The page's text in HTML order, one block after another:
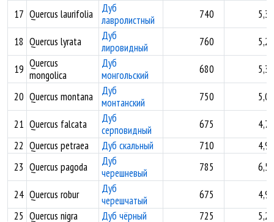
17 Quercus laurifolia
Дуб
лавролистный
740 5,38
18 Quercus lyrata
Дуб
лировидный
760 5,29
19 Quercus
mongolica
Дуб
монгольский
680 5,32
20 Quercus montana
Дуб
монтанский
750 5,03
21 Quercus falcata
Дуб
серповидный
675
4,72
22 Quercus petraea Дуб скальный 710
4,99
23 Quercus pagoda
Дуб
черешневый
785 6,58
24 Quercus robur
Дуб
черешчатый
675
4,98
25 Quercus nigra Дуб чёрный 725 5,29